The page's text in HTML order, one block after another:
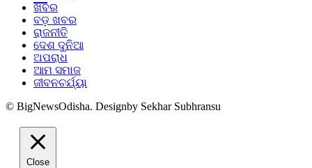
ଖବର
ବଡ଼ ଖବର
ରାଜନୀତି
ଦେଶ ଦୁନିଆ
ଅପରାଧ
ଆମ ସମାଜ
ଜୀବନଚର୍ଯ୍ୟା
© BigNewsOdisha. Designby Sekhar Subhransu
Close